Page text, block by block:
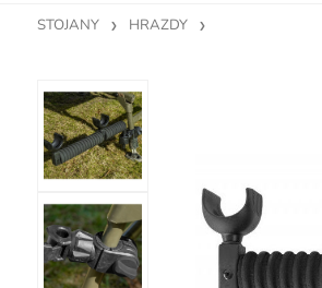
STOJANY HRAZDY